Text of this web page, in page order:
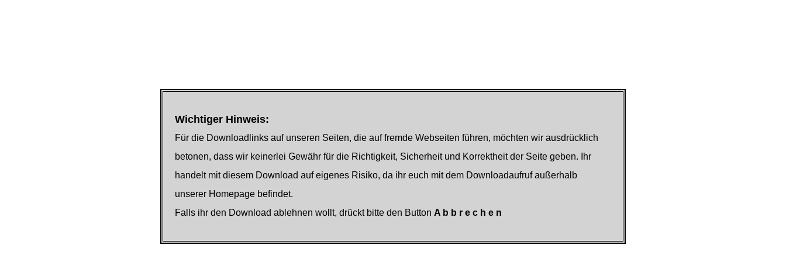
Wichtiger Hinweis:
Für die Downloadlinks auf unseren Seiten, die auf fremde Webseiten führen, möchten wir ausdrücklich
betonen, dass wir keinerlei Gewähr für die Richtigkeit, Sicherheit und Korrektheit der Seite geben. Ihr
handelt mit diesem Download auf eigenes Risiko, da ihr euch mit dem Downloadaufruf außerhalb
unserer Homepage befindet.
Falls ihr den Download ablehnen wollt, drückt bitte den Button A b b r e c h e n